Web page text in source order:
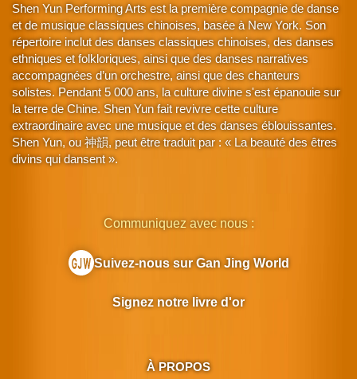
Shen Yun Performing Arts est la première compagnie de danse
et de musique classiques chinoises, basée à New York. Son
répertoire inclut des danses classiques chinoises, des danses
ethniques et folkloriques, ainsi que des danses narratives
accompagnées d’un orchestre, ainsi que des chanteurs
solistes. Pendant 5 000 ans, la culture divine s'est épanouie sur
la terre de Chine. Shen Yun fait revivre cette culture
extraordinaire avec une musique et des danses éblouissantes.
Shen Yun, ou 神韻, peut être traduit par : « La beauté des êtres
divins qui dansent ».
À PROPOS
Communiquez avec nous :
Suivez-nous sur Gan Jing World
Signez notre livre d'or